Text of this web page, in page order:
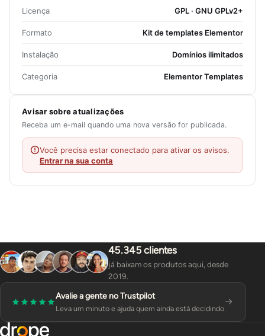
Licença GPL · GNU GPLv2+
Formato Kit de templates Elementor
Instalação Domínios ilimitados
Categoria Elementor Templates
Avisar sobre atualizações
Receba um e-mail quando uma nova versão for publicada.
Você precisa estar conectado para ativar os avisos.
Entrar na sua conta
45.345 clientes
já baixam os produtos aqui, desde
2019.
Avalie a gente no Trustpilot
Leva um minuto e ajuda quem ainda está decidindo